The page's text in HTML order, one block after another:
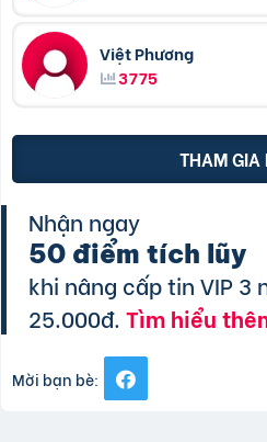
Việt Phương
3775
THAM GIA
Nhận ngay
50 điểm tích lũy
khi nâng cấp tin VIP 3
25.000đ.Tìm hiểu
Mời bạn bè: